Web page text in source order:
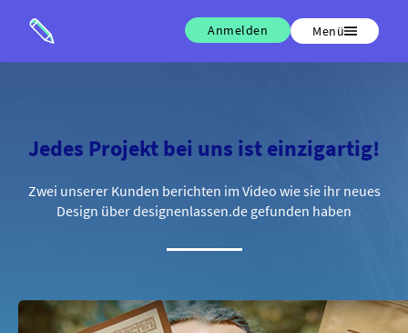
Anmelden Menü
Jedes Projekt bei uns ist einzigartig!
Zwei unserer Kunden berichten im Video wie sie ihr neues
Design über designenlassen.de gefunden haben